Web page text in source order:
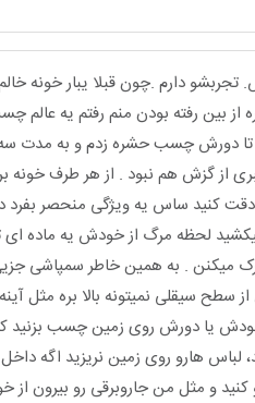
دارم .چون قبلا یبار خونه
از بین رفته بودن منم رفتم یه عالم
تا دورش چسب حشره زدم و به مدت
از گزش هم نبود . از هر طرف خونه
کنید ساس یه ویژگی منحصر بفرد
لحظه مرگ از خودش یه ماده
میکنن‌ . به همین خاطر سمپاشی
سیقلی نمیتونه بالا بره مثل
خودش یا دورش روی زمین چسب بزنید
لباس هارو روی زمین نریزید اگه
و مثل من جاروبرقی رو بیرون از